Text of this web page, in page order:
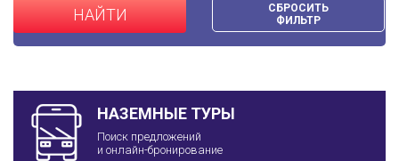
НАЙТИ
СБРОСИТЬ
ФИЛЬТР
НАЗЕМНЫЕ ТУРЫ
Поиск предложений
и онлайн-бронирование